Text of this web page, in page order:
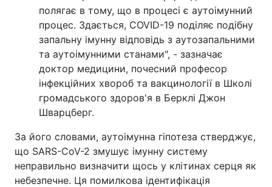
полягає в тому, що в процесі є аутоімунний
процес. Здається, COVID-19 поділяє подібну
запальну імунну відповідь з аутозапальними
та аутоімунними станами", - зазначає
доктор медицини, почесний професор
інфекційних хвороб та вакцинології в Школі
громадського здоров'я в Берклі Джон
Шварцберг.
За його словами, аутоімунна гіпотеза стверджує,
що SARS-CoV-2 змушує імунну систему
неправильно визначити щось у клітинах серця як
небезпечне. Ця помилкова ідентифікація